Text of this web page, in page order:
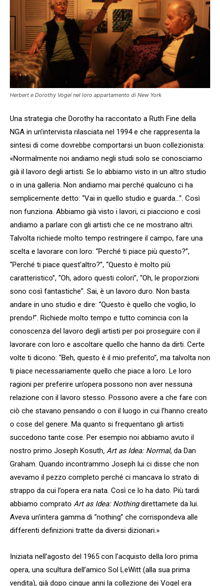
Herbert e Dorothy Vogel nel loro appartamento di New York
Una strategia che Dorothy ha raccontato a Ruth Fine della
NGA in un’intervista rilasciata nel 1994 e che rappresenta la
sintesi di come dovrebbe comportarsi un buon collezionista:
«Normalmente noi andiamo negli studi solo se conosciamo
già il lavoro degli artisti. Se lo abbiamo visto in un altro studio
o in una galleria. Non andiamo mai perché qualcuno ci ha
semplicemente detto: “Vai in quello studio e guarda…”. Così
non funziona. Abbiamo già visto i lavori, ci piacciono e così
andiamo a parlare con gli artisti che ce ne mostrano altri.
Talvolta richiede molto tempo restringere il campo, fare una
scelta e lavorare con loro: “Perché ti piace più questo?”,
“Perché ti piace quest’altro?”, “Questo è molto più
caratteristico”, “Oh, adoro questi colori”, “Oh, le proporzioni
sono così fantastiche”. Sai, è un lavoro duro. Non basta
andare in uno studio e dire: “Questo è quello che voglio, lo
prendo!”. Richiede molto tempo e tutto comincia con la
conoscenza del lavoro degli artisti per poi proseguire con il
lavorare con loro e ascoltare quello che hanno da dirti. Certe
volte ti dicono: “Beh, questo è il mio preferito”, ma talvolta non
ti piace necessariamente quello che piace a loro. Le loro
ragioni per preferire un’opera possono non aver nessuna
relazione con il lavoro stesso. Possono avere a che fare con
ciò che stavano pensando o con il luogo in cui l’hanno creato
o cose del genere. Ma quanto si frequentano gli artisti
succedono tante cose. Per esempio noi abbiamo avuto il
nostro primo Joseph Kosuth, Art as Idea: Normal, da Dan
Graham. Quando incontrammo Joseph lui ci disse che non
avevamo il pezzo completo perché ci mancava lo strato di
strappo da cui l’opera era nata. Così ce lo ha dato. Più tardi
abbiamo comprato Art as Idea: Nothingdirettamete da lui.
Aveva un’intera gamma di “nothing” che corrispondeva alle
differenti definizioni tratte da diversi dizionari.»
Iniziata nell’agosto del 1965 con l’acquisto della loro prima
opera, una scultura dell’amico Sol LeWitt (alla sua prima
vendita), già dopo cinque anni la collezione dei Vogel era